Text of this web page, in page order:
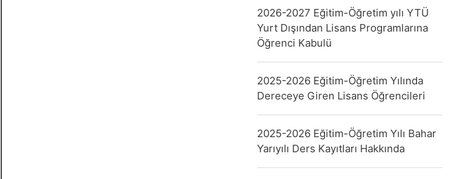
2026-2027 Eğitim-Öğretim yılı YTÜ
Yurt Dışından Lisans Programlarına
Öğrenci Kabulü
2025-2026 Eğitim-Öğretim Yılında
Dereceye Giren Lisans Öğrencileri
2025-2026 Eğitim-Öğretim Yılı Bahar
Yarıyılı Ders Kayıtları Hakkında